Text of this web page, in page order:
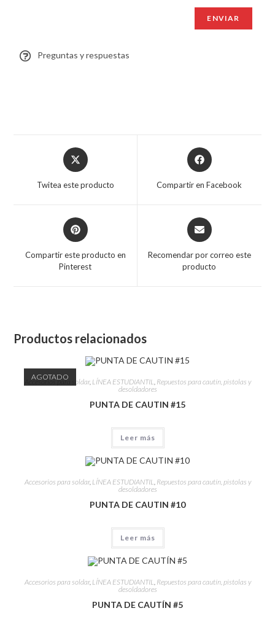
Preguntas y respuestas
Twitea este producto Compartir en Facebook
Compartir este producto en
Pinterest
Recomendar por correo este
producto
Productos relacionados
AGOTADO
Accesorios para soldar, LÍNEA ESTUDIANTIL, Repuestos para cautín, pistolas y
desoldadores
PUNTA DE CAUTIN #15
Leer más
Accesorios para soldar, LÍNEA ESTUDIANTIL, Repuestos para cautín, pistolas y
desoldadores
PUNTA DE CAUTIN #10
Leer más
Accesorios para soldar, LÍNEA ESTUDIANTIL, Repuestos para cautín, pistolas y
desoldadores
PUNTA DE CAUTÍN #5